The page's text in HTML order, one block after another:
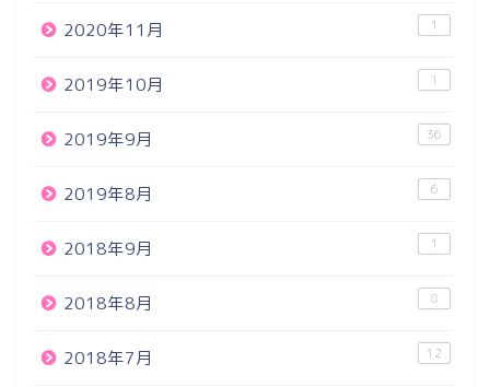
2020年11月 1
2019年10月 1
2019年9月 36
2019年8月 6
2018年9月 1
2018年8月 8
2018年7月 12